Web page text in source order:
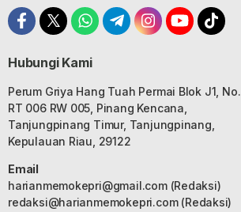
Hubungi Kami
Perum Griya Hang Tuah Permai Blok J1, No.
RT 006 RW 005, Pinang Kencana,
Tanjungpinang Timur, Tanjungpinang,
Kepulauan Riau, 29122
Email
harianmemokepri@gmail.com(Redaksi)
redaksi@harianmemokepri.com(Redaksi)